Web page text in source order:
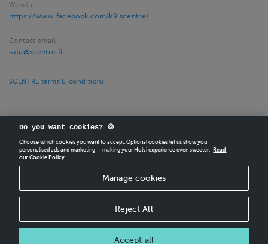
Website
https://www.facebook.com/k9.scentre/
Contact email
satu@scentre.fi
SCENTRE terms & conditions
CREATEYOUR OWN HOLVI ONLINE STORE IN MINUTES.
Do you want cookies? 🍪
Choose which cookies you want to accept. Optional cookies let us show you
personalised ads and marketing — making your Holvi experience even sweeter.
Read
our Cookie Policy.
Manage cookies
Reject All
Accept all